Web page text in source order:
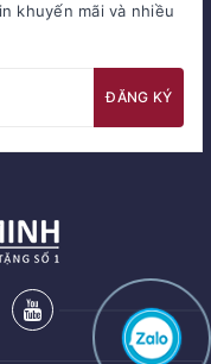
khuyến mãi và nhiều
ĐĂNG KÝ